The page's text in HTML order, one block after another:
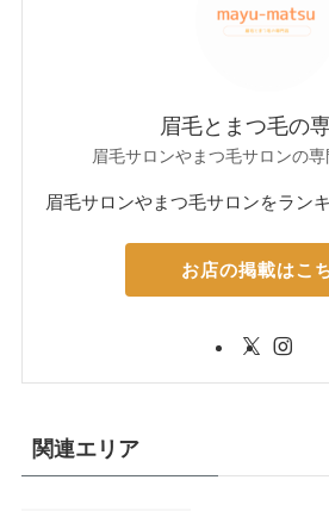
眉毛とまつ毛の
眉毛サロンやまつ毛サロンの専
眉毛サロンやまつ毛サロンをラン
お店の掲載はこ
関連エリア